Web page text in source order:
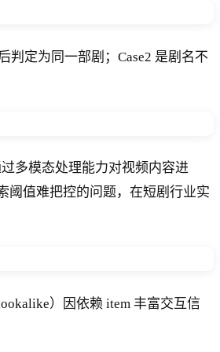
判定为同一部剧；Case2 是剧名不
多模态处理能力对视频内容进
阈值难把控的问题，在短剧行业实
）因依赖 item 丰富交互信